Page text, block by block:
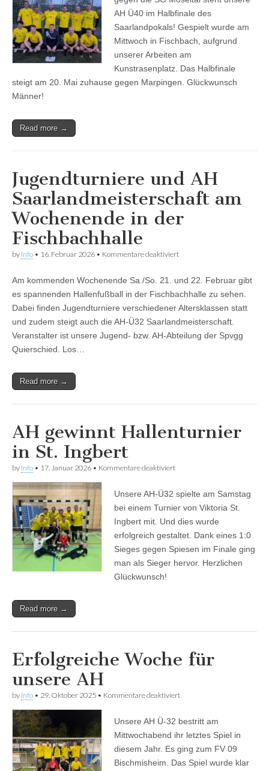
AH Ü40 im Halbfinale des
Saarlandpokals! Gespielt wurde am
Mittwoch in Fischbach, aufgrund
unserer Arbeiten am
Kunstrasenplatz. Das Halbfinale
steigt am 20. Mai zuhause gegen Marpingen. Glückwunsch
Männer!
Read more →
Jugendturniere und AH
Saarlandmeisterschaft am
Wochenende in der
Fischbachhalle
by Info • 16. Februar 2026 • Kommentare deaktiviertfür
AH
Saarlandmeisterschaft
Wochenende
in
der
Fischbachhalle
Am kommenden Wochenende Sa./So. 21. und 22. Februar gibt
es spannenden Hallenfußball in der Fischbachhalle zu sehen.
Dabei finden Jugendturniere verschiedener Altersklassen statt
und zudem steigt auch die AH-Ü32 Saarlandmeisterschaft.
Veranstalter ist unsere Jugend- bzw. AH-Abteilung der Spvgg
Quierschied. Los…
Read more →
AH gewinnt Hallenturnier
in St. Ingbert
by Info • 17. Januar 2026 • Kommentare deaktiviertfür
Hallenturnier
in
Ingbert
Unsere AH-Ü32 spielte am Samstag
bei einem Turnier von Viktoria St.
Ingbert mit. Und dies wurde
erfolgreich gestaltet. Dank eines 1:0
Sieges gegen Spiesen im Finale ging
man als Sieger hervor. Herzlichen
Glückwunsch!
Read more →
Erfolgreiche Woche für
unsere AH
by Info • 29. Oktober 2025 • Kommentare deaktiviertfür
für
unsere
Unsere AH Ü-32 bestritt am
Mittwochabend ihr letztes Spiel in
diesem Jahr. Es ging zum FV 09
Bischmisheim. Das Spiel wurde klar